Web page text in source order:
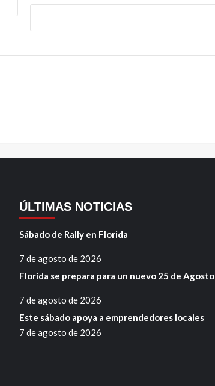
ÚLTIMAS NOTICIAS
Sábado de Rally en Florida
7 de agosto de 2026
Florida se prepara para un nuevo 25 de Agosto
7 de agosto de 2026
Este sábado apoya a emprendedores locales
7 de agosto de 2026